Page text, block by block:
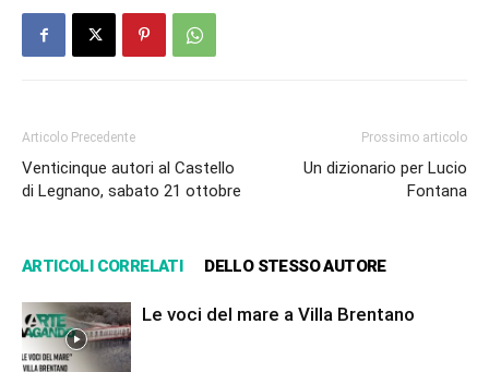
Articolo Precedente
Venticinque autori al Castello
di Legnano, sabato 21 ottobre
Prossimo articolo
Un dizionario per Lucio
Fontana
ARTICOLI CORRELATI DELLO STESSO AUTORE
Le voci del mare a Villa Brentano